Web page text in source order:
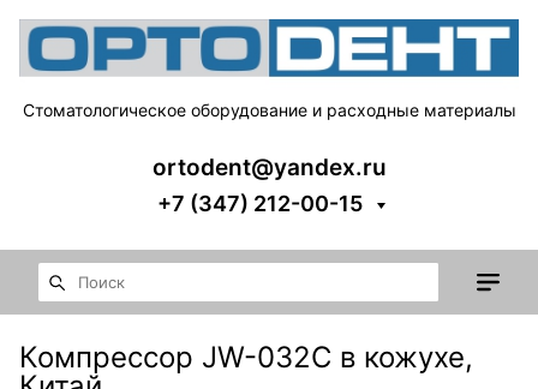
Стоматологическое оборудование и расходные материалы
ortodent@yandex.ru
+7 (347) 212-00-15
Компрессор JW-032С в кожухе,